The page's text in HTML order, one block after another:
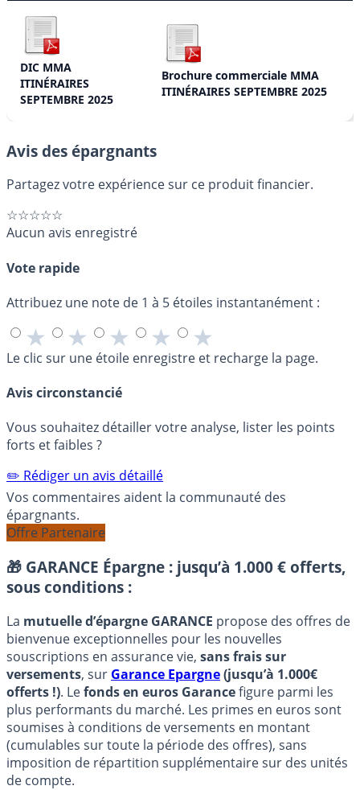
DIC MMA
ITINÉRAIRES
SEPTEMBRE 2025
Brochure commerciale MMA
ITINÉRAIRES SEPTEMBRE 2025
Avis des épargnants
Partagez votre expérience sur ce produit financier.
☆☆☆☆☆
Aucun avis enregistré
Vote rapide
Attribuez une note de 1 à 5 étoiles instantanément :
★ ★ ★ ★ ★
Le clic sur une étoile enregistre et recharge la page.
Avis circonstancié
Vous souhaitez détailler votre analyse, lister les points
forts et faibles ?
✏️ Rédiger un avis détaillé
Vos commentaires aident la communauté des
épargnants.
Offre Partenaire
🎁 GARANCE Épargne : jusqu’à 1.000 € offerts,
sous conditions :
La mutuelle d’épargne GARANCE propose des offres de
bienvenue exceptionnelles pour les nouvelles
souscriptions en assurance vie, sans frais sur
versements, sur Garance Epargne(jusqu’à 1.000€
offerts !). Lefonds en euros Garancefigure parmi les
plus performants du marché. Les primes en euros sont
soumises à conditions de versements en montant
(cumulables sur toute la période des offres), sans
imposition de répartition supplémentaire sur des unités
de compte.